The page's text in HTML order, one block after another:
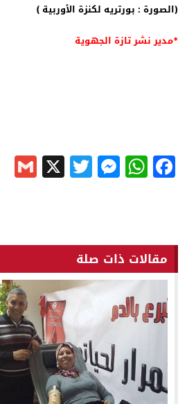
(الصورة : بورتريه لكنزة الأوربية )
*مدير نشر تازة الجهوية
Facebook
WhatsApp
Messenger
Twitter
X
مقالات ذات صلة